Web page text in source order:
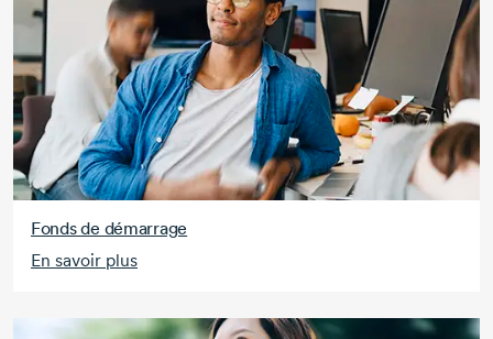
Fonds de démarrage
En savoir plus